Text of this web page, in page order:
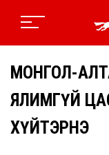
МОНГОЛ-
ЯЛИМГҮЙ
ХҮЙТЭРНЭ